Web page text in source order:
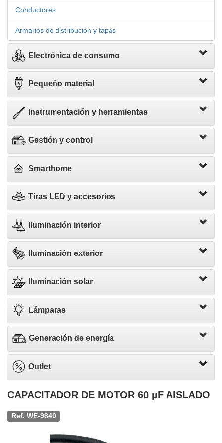
Conductores
Armarios de distribución y tapas
Electrónica de consumo
Pequeño material
Instrumentación y herramientas
Gestión y control
Smarthome
Tiras LED y accesorios
Iluminación interior
Iluminación exterior
Iluminación solar
Lámparas
Generación de energía
Outlet
CAPACITADOR DE MOTOR 60 µF AISLADO
Ref. WE-9840